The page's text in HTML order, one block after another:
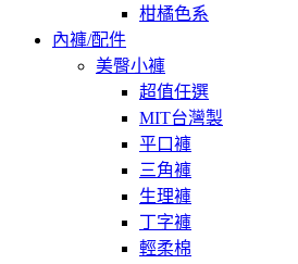
柑橘色系
內褲/配件
美臀小褲
超值任選
MIT台灣製
平口褲
三角褲
生理褲
丁字褲
輕柔棉